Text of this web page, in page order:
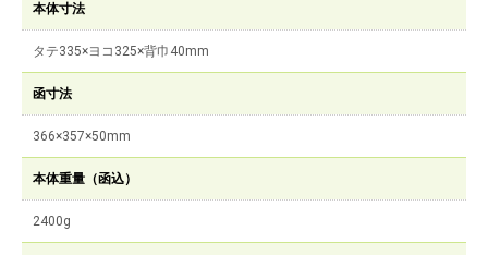
本体寸法
タテ335×ヨコ325×背巾40mm
函寸法
366×357×50mm
本体重量（函込）
2400g